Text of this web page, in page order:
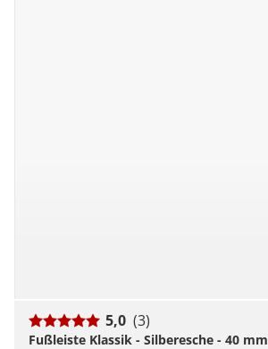
5,0 (3)
Fußleiste Klassik - Silberesche - 40 mm